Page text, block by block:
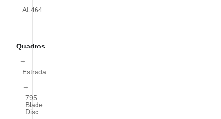
AL464
Quadros
Estrada
795
Blade
Disc